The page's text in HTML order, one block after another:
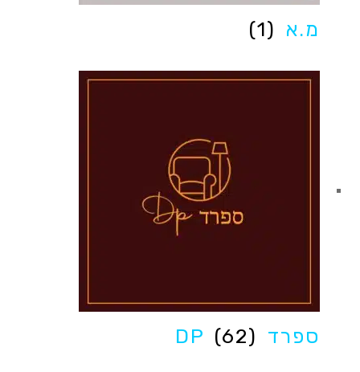
מ.א (1)
ספרד DP (62)